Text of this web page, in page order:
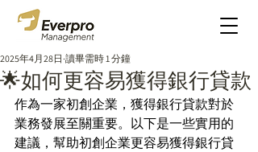
🌟如何更容易獲得銀行貸款
2025年4月28日 讀畢需時 1 分鐘
作為一家初創企業，獲得銀行貸款對於
業務發展至關重要。以下是一些實用的
建議，幫助初創企業更容易獲得銀行貸